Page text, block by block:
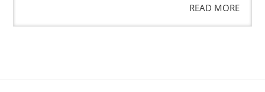
READ MORE